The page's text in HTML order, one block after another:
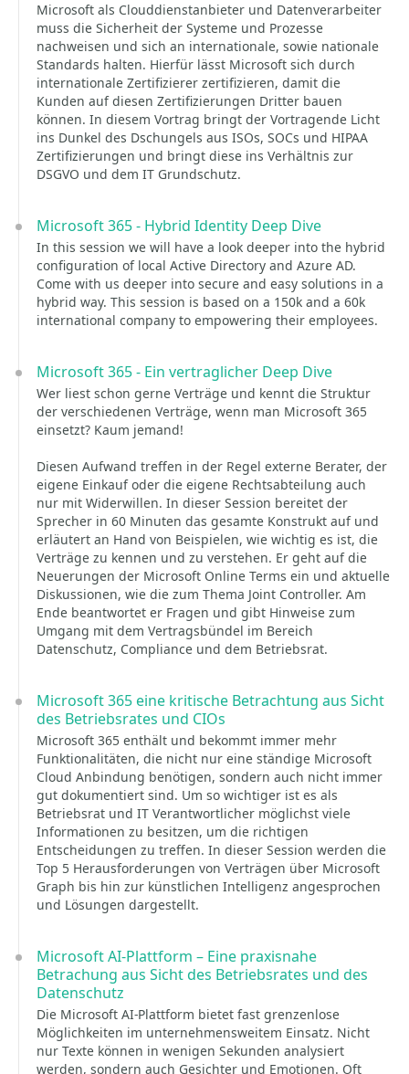
Microsoft als Clouddienstanbieter und Datenverarbeiter
muss die Sicherheit der Systeme und Prozesse
nachweisen und sich an internationale, sowie nationale
Standards halten. Hierfür lässt Microsoft sich durch
internationale Zertifizierer zertifizieren, damit die
Kunden auf diesen Zertifizierungen Dritter bauen
können. In diesem Vortrag bringt der Vortragende Licht
ins Dunkel des Dschungels aus ISOs, SOCs und HIPAA
Zertifizierungen und bringt diese ins Verhältnis zur
DSGVO und dem IT Grundschutz.
Microsoft 365 - Hybrid Identity Deep Dive
In this session we will have a look deeper into the hybrid
configuration of local Active Directory and Azure AD.
Come with us deeper into secure and easy solutions in a
hybrid way. This session is based on a 150k and a 60k
international company to empowering their employees.
Microsoft 365 - Ein vertraglicher Deep Dive
Wer liest schon gerne Verträge und kennt die Struktur
der verschiedenen Verträge, wenn man Microsoft 365
einsetzt? Kaum jemand!
Diesen Aufwand treffen in der Regel externe Berater, der
eigene Einkauf oder die eigene Rechtsabteilung auch
nur mit Widerwillen. In dieser Session bereitet der
Sprecher in 60 Minuten das gesamte Konstrukt auf und
erläutert an Hand von Beispielen, wie wichtig es ist, die
Verträge zu kennen und zu verstehen. Er geht auf die
Neuerungen der Microsoft Online Terms ein und aktuelle
Diskussionen, wie die zum Thema Joint Controller. Am
Ende beantwortet er Fragen und gibt Hinweise zum
Umgang mit dem Vertragsbündel im Bereich
Datenschutz, Compliance und dem Betriebsrat.
Microsoft 365 eine kritische Betrachtung aus Sicht
des Betriebsrates und CIOs
Microsoft 365 enthält und bekommt immer mehr
Funktionalitäten, die nicht nur eine ständige Microsoft
Cloud Anbindung benötigen, sondern auch nicht immer
gut dokumentiert sind. Um so wichtiger ist es als
Betriebsrat und IT Verantwortlicher möglichst viele
Informationen zu besitzen, um die richtigen
Entscheidungen zu treffen. In dieser Session werden die
Top 5 Herausforderungen von Verträgen über Microsoft
Graph bis hin zur künstlichen Intelligenz angesprochen
und Lösungen dargestellt.
Microsoft AI-Plattform – Eine praxisnahe
Betrachung aus Sicht des Betriebsrates und des
Datenschutz
Die Microsoft AI-Plattform bietet fast grenzenlose
Möglichkeiten im unternehmensweitem Einsatz. Nicht
nur Texte können in wenigen Sekunden analysiert
werden, sondern auch Gesichter und Emotionen. Oft